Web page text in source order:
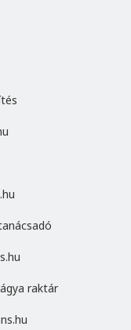
raktár